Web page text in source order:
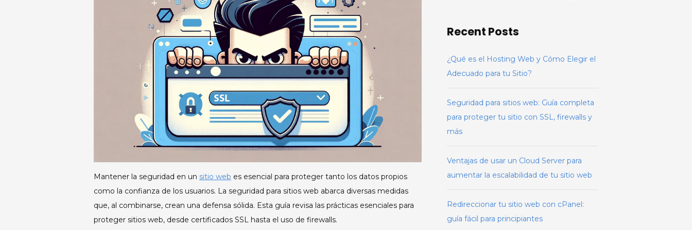
SSL,
y
más
Mantener la seguridad en un sitio web es esencial para proteger tanto los datos propios
como la confianza de los usuarios. La seguridad para sitios web abarca diversas medidas
que, al combinarse, crean una defensa sólida. Esta guía revisa las prácticas esenciales para
proteger sitios web, desde certificados SSL hasta el uso de firewalls.
Recent Posts
¿Qué es el Hosting Web y Cómo Elegir el
Adecuado para tu Sitio?
Seguridad para sitios web: Guía completa
para proteger tu sitio con SSL, firewalls y
más
Ventajas de usar un Cloud Server para
aumentar la escalabilidad de tu sitio web
Redireccionar tu sitio web con cPanel:
guía fácil para principiantes